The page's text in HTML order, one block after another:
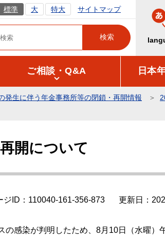
標準 大 特大 サイトマップ
ご相談・Q&A 日本
発生に伴う年金事務所等の閉鎖・再開情報
開について
ジID：110040-161-356-873 更新日：
感染が判明したため、8月10日（水曜）